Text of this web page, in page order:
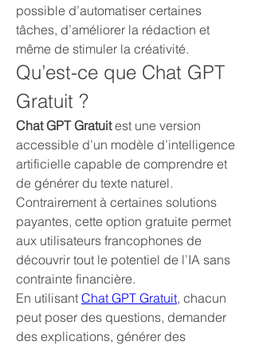
possible d’automatiser certaines
tâches, d’améliorer la rédaction et
même de stimuler la créativité.
Qu’est-ce que Chat GPT
Gratuit ?
Chat GPT Gratuit est une version
accessible d’un modèle d’intelligence
artificielle capable de comprendre et
de générer du texte naturel.
Contrairement à certaines solutions
payantes, cette option gratuite permet
aux utilisateurs francophones de
découvrir tout le potentiel de l’IA sans
contrainte financière.
En utilisant Chat GPT Gratuit, chacun
peut poser des questions, demander
des explications, générer des